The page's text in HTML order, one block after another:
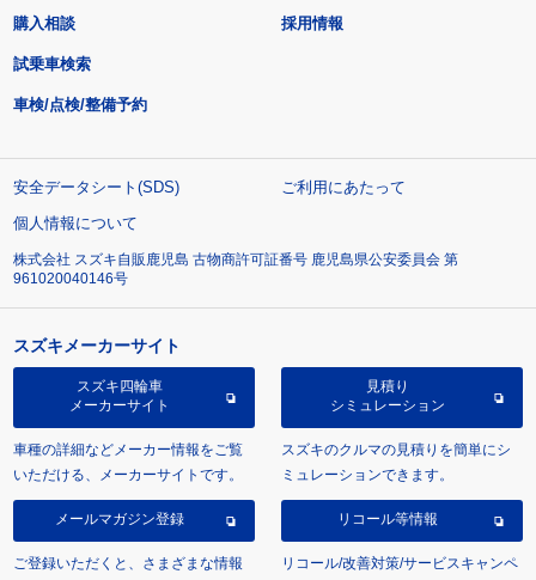
購入相談
試乗車検索
車検/点検/整備予約
採用情報
安全データシート(SDS)
ご利用にあたって
個人情報について
株式会社 スズキ自販鹿児島 古物商許可証番号 鹿児島県公安委員会 第
961020040146号
スズキメーカーサイト
スズキ四輪車
メーカーサイト
車種の詳細などメーカー情報をご覧
いただける、メーカーサイトです。
見積り
シミュレーション
スズキのクルマの見積りを簡単にシ
ミュレーションできます。
メールマガジン登録
ご登録いただくと、さまざまな情報
リコール等情報
リコール/改善対策/サービスキャンペ